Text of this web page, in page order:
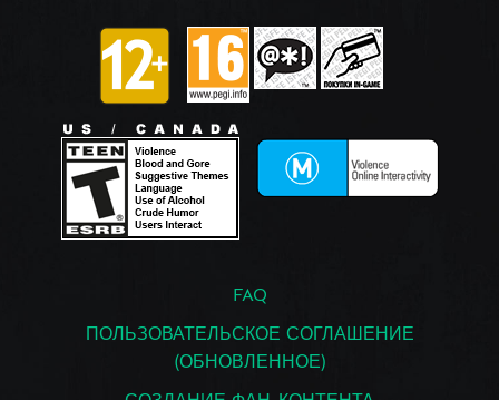
FAQ
ПОЛЬЗОВАТЕЛЬСКОЕ СОГЛАШЕНИЕ
(ОБНОВЛЕННОЕ)